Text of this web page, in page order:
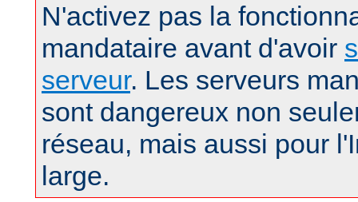
N'activez pas la
mandataire avant d'avoir
serveur. Les serveurs
sont dangereux non
réseau, mais aussi pour
large.